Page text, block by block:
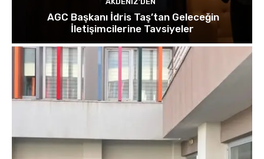
AGC Başkanı İdris Taş’tan Geleceğin
İletişimcilerine Tavsiyeler